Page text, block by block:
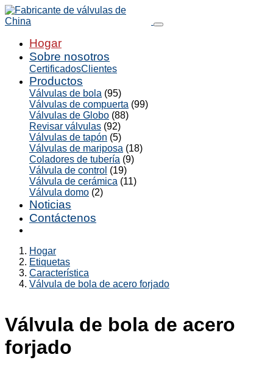
Hogar
Sobre nosotros
CertificadosClientes
Productos
Válvulas de bola (95)
Válvulas de compuerta (99)
Válvulas de Globo (88)
Revisar válvulas (92)
Válvulas de tapón (5)
Válvulas de mariposa (18)
Coladores de tubería (9)
Válvula de control (19)
Válvula de cerámica (11)
Válvula domo (2)
Noticias
Contáctenos
Hogar
Etiquetas
Característica
Válvula de bola de acero forjado
Válvula de bola de acero
forjado